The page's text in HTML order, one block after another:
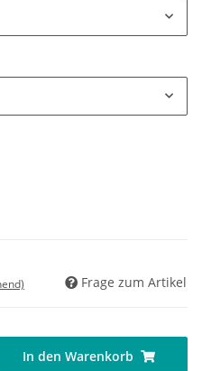
Frage zum Artikel
In den Warenkorb